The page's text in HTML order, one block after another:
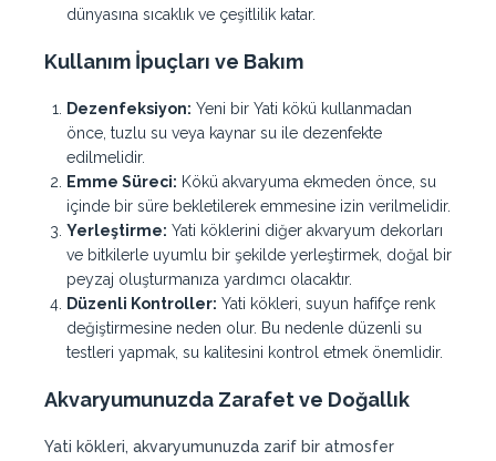
dünyasına sıcaklık ve çeşitlilik katar.
Kullanım İpuçları ve Bakım
Dezenfeksiyon: Yeni bir Yati kökü kullanmadan
önce, tuzlu su veya kaynar su ile dezenfekte
edilmelidir.
Emme Süreci: Kökü akvaryuma ekmeden önce, su
içinde bir süre bekletilerek emmesine izin verilmelidir.
Yerleştirme: Yati köklerini diğer akvaryum dekorları
ve bitkilerle uyumlu bir şekilde yerleştirmek, doğal bir
peyzaj oluşturmanıza yardımcı olacaktır.
Düzenli Kontroller: Yati kökleri, suyun hafifçe renk
değiştirmesine neden olur. Bu nedenle düzenli su
testleri yapmak, su kalitesini kontrol etmek önemlidir.
Akvaryumunuzda Zarafet ve Doğallık
Yati kökleri, akvaryumunuzda zarif bir atmosfer